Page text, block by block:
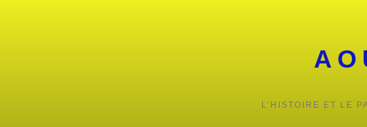
L’HISTOIRE ET LE